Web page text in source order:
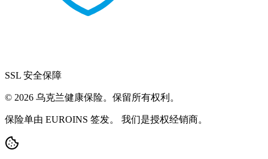
SSL 安全保障
© 2026 乌克兰健康保险。保留所有权利。
保险单由 EUROINS 签发。 我们是授权经销商。